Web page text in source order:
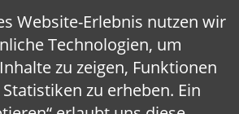
Website-Erlebnis nutzen wir
Technologien, um
zu zeigen, Funktionen
zu erheben. Ein